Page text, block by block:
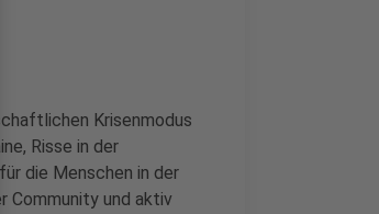
Krisenmodus
Risse in der
die Menschen in der
Community und aktiv